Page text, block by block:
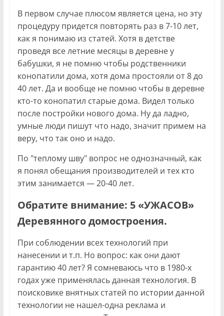
В первом случае плюсом является цена, но эту
процедуру придется повторять раз в 7-10 лет,
как я понимаю из статей. Хотя в детстве
проведя все летние месяцы в деревне у
бабушки, я не помню чтобы родственники
конопатили дома, хотя дома простояли от 8 до
40 лет. Да и вообще не помню чтобы в деревне
кто-то конопатил старые дома. Видел только
после постройки нового дома. Ну да ладно,
умные люди пишут что надо, значит примем на
веру, что так оно и надо.
По "теплому шву" вопрос не однозначный, как
я понял обещания производителей и тех кто
этим занимается — 20-40 лет.
Обратите внимание: 5 «УЖАСОВ»
Деревянного домостроения.
При соблюдении всех технологий при
нанесении и т.п. Но вопрос: как они дают
гарантию 40 лет? Я сомневаюсь что в 1980-х
годах уже применялась данная технология. В
поисковике внятных статей по истории данной
технологии не нашел-одна реклама и